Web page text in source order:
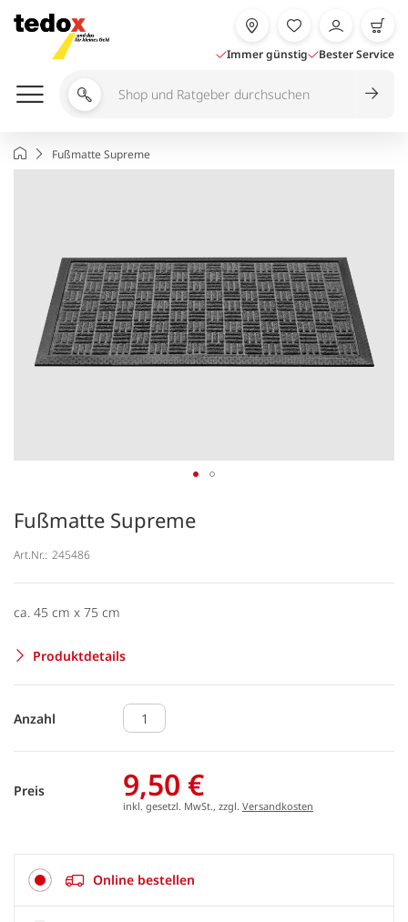
Inhalt
springen
Immer günstig Bester Service
Shop
Ratgeber
durchsuchen
StartseiteFußmatte Supreme
Fußmatte Supreme
Art.Nr.: 245486
ca. 45 cm x 75 cm
Produktdetails
Anzahl
Preis 9,50 €
inkl. gesetzl. MwSt., zzgl. Versandkosten
Online bestellen